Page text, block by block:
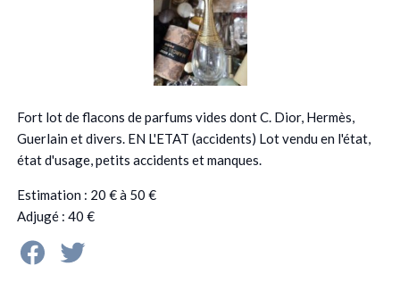
Fort lot de flacons de parfums vides dont C. Dior, Hermès,
Guerlain et divers. EN L'ETAT (accidents) Lot vendu en l'état,
état d'usage, petits accidents et manques.
Estimation : 20 € à 50 €
Adjugé : 40 €